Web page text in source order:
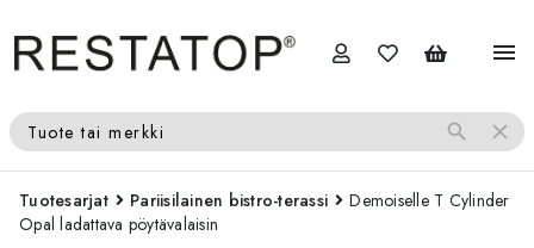
menu
Tuote tai merkki search close
Tuotesarjat Pariisilainen bistro-terassi
Demoiselle T Cylinder
Opal ladattava pöytävalaisin